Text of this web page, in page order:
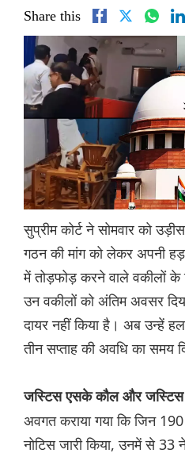
Share this
सुप्रीम कोर्ट ने सोमवार को
गठन की मांग को लेकर अपनी
में तोड़फोड़ करने वाले वकीलों के
उन वकीलों को अंतिम अवसर
दायर नहीं किया है। अब उन्हें
तीन सप्ताह की अवधि का समय
जस्टिस एसके कौल और जस्टिस
अवगत कराया गया कि जिन 190
नोटिस जारी किया, उनमें से